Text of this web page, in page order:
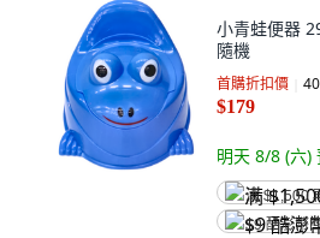
小青蛙便器
隨機
首購折扣價 40
$179
明天 8/8 (六)
满 $1,500
$9 酷澎幣